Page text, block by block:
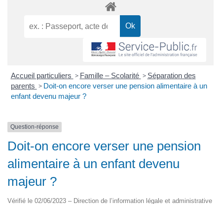
Accueil particuliers > Famille – Scolarité > Séparation des
parents > Doit-on encore verser une pension alimentaire à un
enfant devenu majeur ?
Question-réponse
Doit-on encore verser une pension
alimentaire à un enfant devenu
majeur ?
Vérifié le 02/06/2023 – Direction de l’information légale et administrative